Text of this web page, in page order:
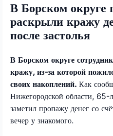
В Борском округе
раскрыли кражу
после застолья
В Борском округе
кражу, из-за которой
своих накоплений. Как
Нижегородской области, 65-
заметил пропажу денег со
вечер у знакомого.